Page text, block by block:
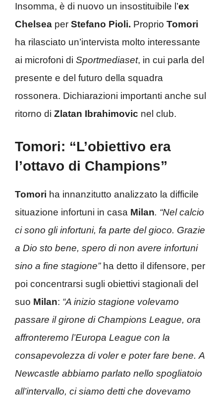
Insomma, è di nuovo un insostituibile l’ex
Chelsea per Stefano Pioli. Proprio Tomori
ha rilasciato un’intervista molto interessante
ai microfoni di Sportmediaset, in cui parla del
presente e del futuro della squadra
rossonera. Dichiarazioni importanti anche sul
ritorno di Zlatan Ibrahimovic nel club.
Tomori: “L’obiettivo era
l’ottavo di Champions”
Tomori ha innanzitutto analizzato la difficile
situazione infortuni in casa Milan. “Nel calcio
ci sono gli infortuni, fa parte del gioco. Grazie
a Dio sto bene, spero di non avere infortuni
sino a fine stagione”ha detto il difensore, per
poi concentrarsi sugli obiettivi stagionali del
suo Milan: “A inizio stagione volevamo
passare il girone di Champions League, ora
affronteremo l’Europa League con la
consapevolezza di voler e poter fare bene. A
Newcastle abbiamo parlato nello spogliatoio
all’intervallo, ci siamo detti che dovevamo